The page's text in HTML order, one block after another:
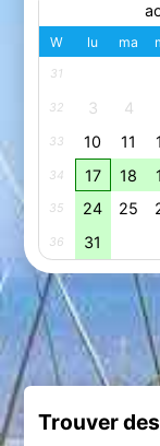
W lu ma
31
32 3 4
33 10 11
34 17 18
35 24 25
36 31
Trouver